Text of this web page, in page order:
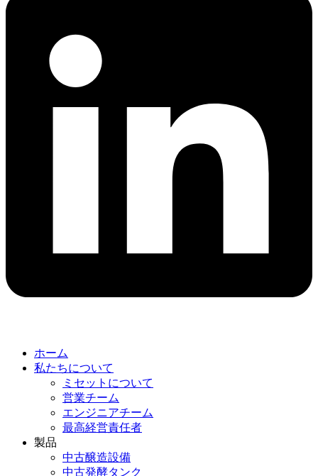
ホーム
私たちについて
ミセットについて
営業チーム
エンジニアチーム
最高経営責任者
製品
中古醸造設備
中古発酵タンク